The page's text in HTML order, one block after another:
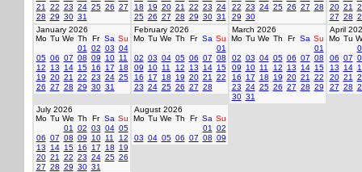
21
22 23 24 25 26 27
28 29 30 31
18
19 20 21 22 23 24
25 26 27 28 29 30 31
22 23 24 25 26 27 28
29 30
20 21
27 28
January 2026
Mo Tu We Th Fr Sa Su
01
02 03 04
05 06 07 08 09 10 11
12
13 14 15 16 17
18
19 20 21 22 23 24 25
26 27 28 29 30 31
February 2026
Mo Tu We Th Fr Sa Su
01
02 03 04 05 06 07 08
09
10 11 12 13 14 15
16
17 18 19 20 21
22
23 24 25 26 27 28
March 2026
Mo Tu We Th Fr Sa Su
01
02 03 04 05 06 07 08
09
10 11 12 13 14 15
16
17 18 19 20 21
22
23 24 25 26 27 28 29
30 31
April
Mo Tu
06 07
13
14
20 21
27 28
July 2026
Mo Tu We Th Fr Sa Su
01
02 03 04 05
06 07 08 09 10 11
12
13
14 15 16 17 18
19
20 21 22 23 24 25 26
27 28 29 30 31
August 2026
Mo Tu We Th Fr Sa Su
01
02
03 04 05 06 07 08 09